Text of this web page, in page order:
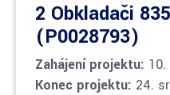
2 Obkladači
(P0028793)
Zahájení projektu:
Konec projektu: 24.